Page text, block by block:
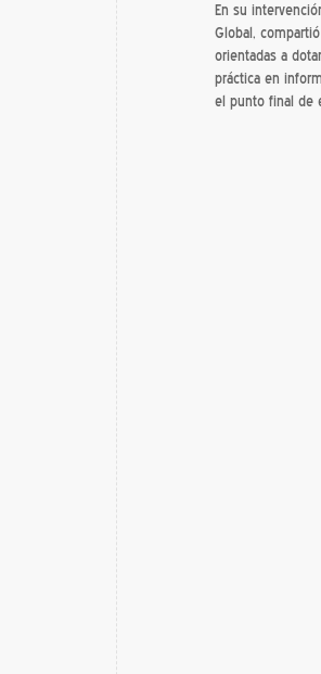
En su
Global,
orientadas a
práctica en
el punto final de